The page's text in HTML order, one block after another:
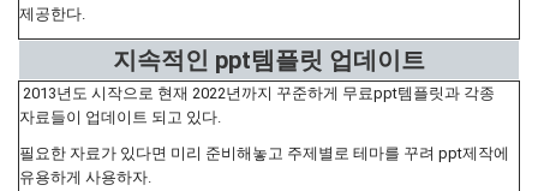
제공한다.
지속적인 ppt템플릿 업데이트
2013년도 시작으로 현재 2022년까지 꾸준하게 무료ppt템플릿과 각종
자료들이 업데이트 되고 있다.
필요한 자료가 있다면 미리 준비해놓고 주제별로 테마를 꾸려 ppt제작에
유용하게 사용하자.